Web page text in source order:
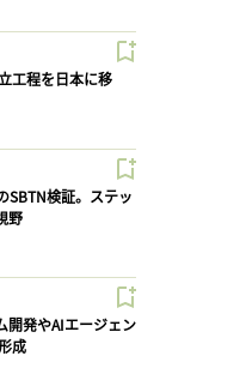
工程を日本に移
SBTN検証。ステッ
野
開発やAIエージェン
成